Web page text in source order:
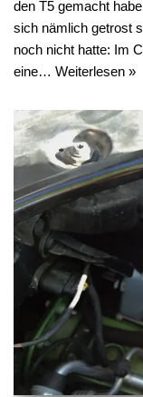
den T5 gemacht
sich nämlich getrost
noch nicht hatte: Im
eine… Weiterlesen »